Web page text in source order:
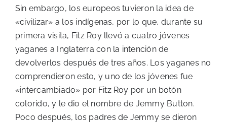
Sin embargo, los europeos tuvieron la idea de
«civilizar» a los indígenas, por lo que, durante su
primera visita, Fitz Roy llevó a cuatro jóvenes
yaganes a Inglaterra con la intención de
devolverlos después de tres años. Los yaganes no
comprendieron esto, y uno de los jóvenes fue
«intercambiado» por Fitz Roy por un botón
colorido, y le dio el nombre de Jemmy Button.
Poco después, los padres de Jemmy se dieron